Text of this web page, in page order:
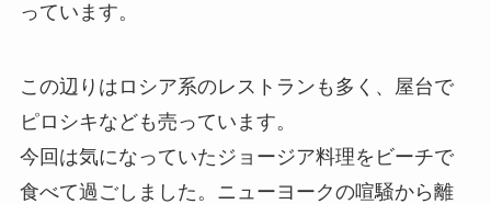
っています。
この辺りはロシア系のレストランも多く、屋台で
ピロシキなども売っています。
今回は気になっていたジョージア料理をビーチで
食べて過ごしました。ニューヨークの喧騒から離